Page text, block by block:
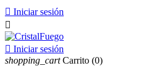
 Iniciar sesión

 Iniciar sesión
shopping_cart Carrito (0)